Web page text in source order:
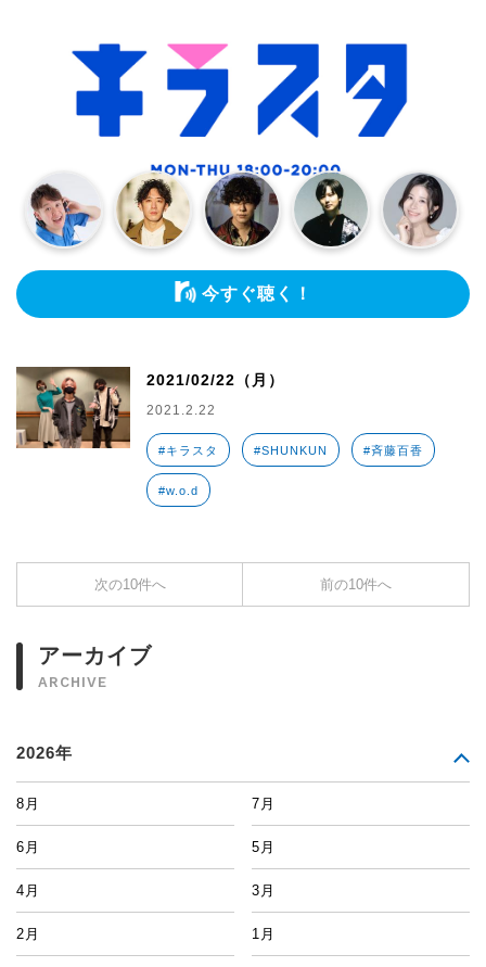
今すぐ聴く！
2021/02/22（月）
2021.2.22
#キラスタ #SHUNKUN #斉藤百香
#w.o.d
次の10件へ 前の10件へ
アーカイブ
ARCHIVE
2026年
8月 7月
6月 5月
4月 3月
2月 1月